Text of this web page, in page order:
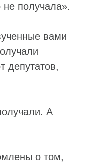
не получала».
вами
депутатов,
А
о том,